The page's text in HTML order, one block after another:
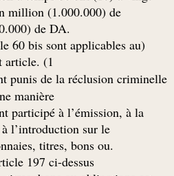
million (1.000.000) de
.DA à deux millions (2.000.000) de DA
60 bis sont applicables au
article. (1
punis de la réclusion criminelle
manière
participé à l’émission, à la
l’introduction sur le
titres, bons ou
197 ci-dessus